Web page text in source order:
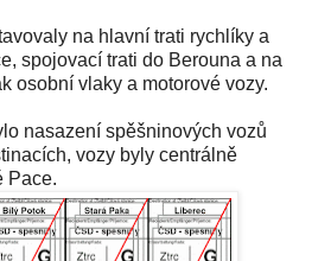
na hlavní trati rychlíky a
spojovací trati do Berouna a na
osobní vlaky a motorové vozy.
nasazení spěšninových vozů
vozy byly centrálně
Pace.